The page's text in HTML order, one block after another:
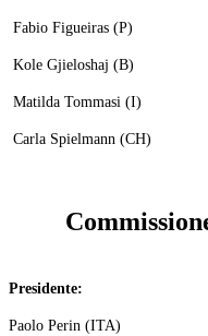
Fabio Figueiras (P)
Kole Gjieloshaj (B)
Matilda Tommasi (I)
Carla Spielmann (CH)
Presidente:
Paolo Perin (ITA)